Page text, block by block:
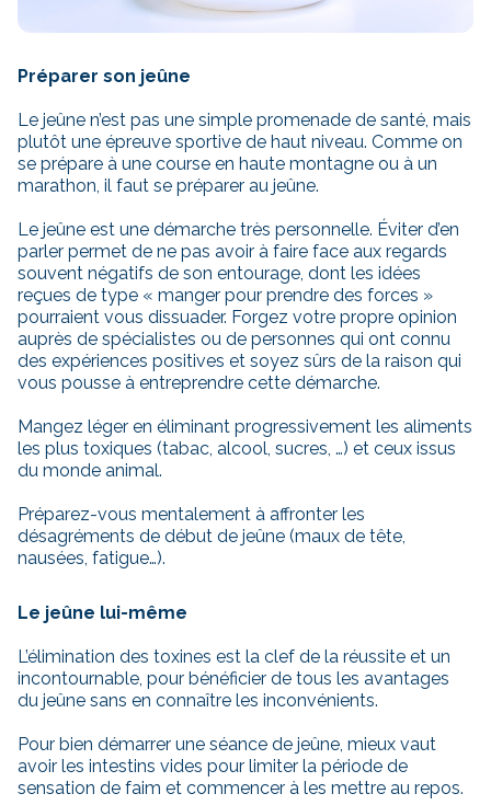
Préparer son jeûne
Le jeûne n’est pas une simple promenade de santé, mais
plutôt une épreuve sportive de haut niveau. Comme on
se prépare à une course en haute montagne ou à un
marathon, il faut se préparer au jeûne.
Le jeûne est une démarche très personnelle. Éviter d’en
parler permet de ne pas avoir à faire face aux regards
souvent négatifs de son entourage, dont les idées
reçues de type « manger pour prendre des forces »
pourraient vous dissuader. Forgez votre propre opinion
auprès de spécialistes ou de personnes qui ont connu
des expériences positives et soyez sûrs de la raison qui
vous pousse à entreprendre cette démarche.
Mangez léger en éliminant progressivement les aliments
les plus toxiques (tabac, alcool, sucres, …) et ceux issus
du monde animal.
Préparez-vous mentalement à affronter les
désagréments de début de jeûne (maux de tête,
nausées, fatigue…).
Le jeûne lui-même
L’élimination des toxines est la clef de la réussite et un
incontournable, pour bénéficier de tous les avantages
du jeûne sans en connaître les inconvénients.
Pour bien démarrer une séance de jeûne, mieux vaut
avoir les intestins vides pour limiter la période de
sensation de faim et commencer à les mettre au repos.